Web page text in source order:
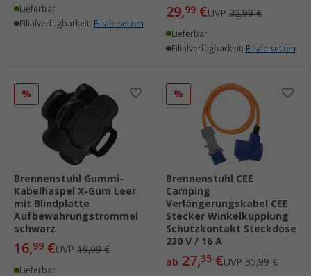
Lieferbar
Filialverfügbarkeit: Filiale setzen
29,99 €UVP 32,99 €
Lieferbar
Filialverfügbarkeit: Filiale setzen
%
Brennenstuhl Gummi-
Kabelhaspel X-Gum Leer
mit Blindplatte
Aufbewahrungstrommel
schwarz
16,99 €UVP 19,99 €
Lieferbar
%
Brennenstuhl CEE
Camping
Verlängerungskabel CEE
Stecker Winkelkupplung
Schutzkontakt Steckdose
230 V / 16 A
ab 27,35 €UVP 35,99 €